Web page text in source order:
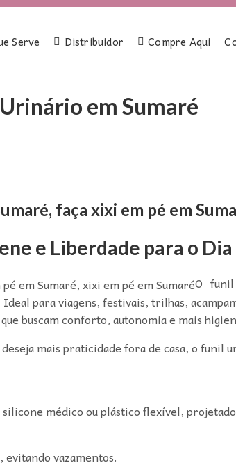
Serve Distribuidor Compre Aqui
em Sumaré
faça xixi em pé em
e Liberdade para o Dia
O
para viagens, festivais, trilhas,
buscam conforto, autonomia e mais
mais praticidade fora de casa, o
médico ou plástico flexível,
evitando vazamentos.